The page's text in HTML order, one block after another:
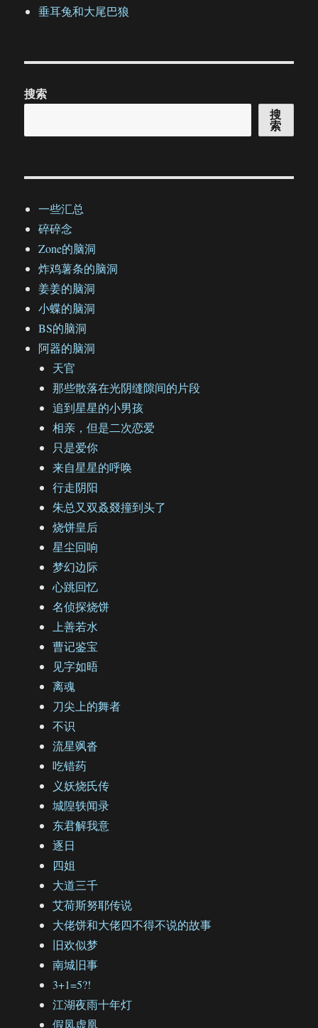
垂耳兔和大尾巴狼
搜索
搜
索
一些汇总
碎碎念
Zone的脑洞
炸鸡薯条的脑洞
姜姜的脑洞
小蝶的脑洞
BS的脑洞
阿器的脑洞
天官
那些散落在光阴缝隙间的片段
追到星星的小男孩
相亲，但是二次恋爱
只是爱你
来自星星的呼唤
行走阴阳
朱总又双叒叕撞到头了
烧饼皇后
星尘回响
梦幻边际
心跳回忆
名侦探烧饼
上善若水
曹记鉴宝
见字如晤
离魂
刀尖上的舞者
不识
流星飒沓
吃错药
义妖烧氏传
城隍轶闻录
东君解我意
逐日
四姐
大道三千
艾荷斯努耶传说
大佬饼和大佬四不得不说的故事
旧欢似梦
南城旧事
3+1=5?!
江湖夜雨十年灯
假凤虚凰